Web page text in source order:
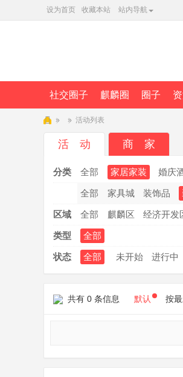
设为首页 收藏本站 站内导航
社交圈子 麒麟圈 圈子
» » 活动列表
活 动 商 家
分类 全部 家居家装 婚庆
全部 家具城 装饰品
区域 全部 麒麟区 经济开发
类型 全部
状态 全部 未开始 进行中
共有 0 条信息 默认 按